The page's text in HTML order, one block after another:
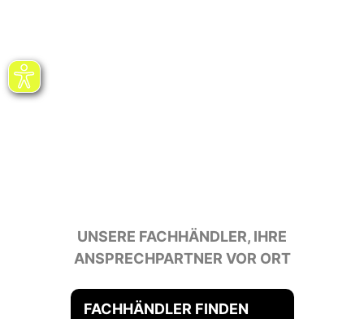
UNSERE FACHHÄNDLER, IHRE
ANSPRECHPARTNER VOR ORT
FACHHÄNDLER FINDEN